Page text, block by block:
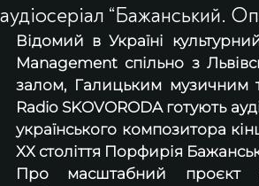
аудіосеріал “Бажанський.
Відомий в Україні
Management спільно з
залом, Галицьким музичним
Radio SKOVORODA готують
українського композитора
ХХ століття Порфирія
Про масштабний проєкт